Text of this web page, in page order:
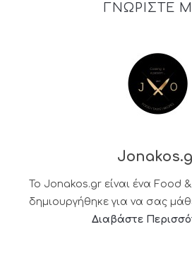
ΓΝΩΡΙΣΤΕ
Το Jonakos.gr είναι ένα Food
δημιουργήθηκε για να σας
Διαβάστε